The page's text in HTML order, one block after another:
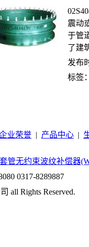
震动
于管
了建
发布
标签
业荣誉 | 产品中心 |
管无约束波纹补偿器
0317-8289887
all Rights Reserved.